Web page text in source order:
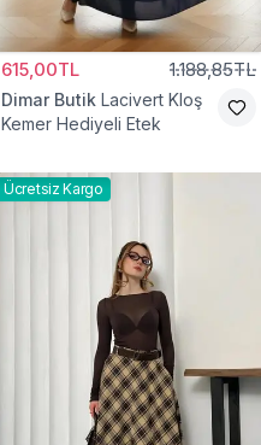
615,00TL 1.188,85TL
Dimar Butik Lacivert Kloş
Kemer Hediyeli Etek
Ücretsiz Kargo